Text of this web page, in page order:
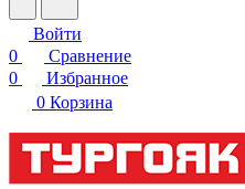
Войти
0
Сравнение
0
Избранное
0 Корзина